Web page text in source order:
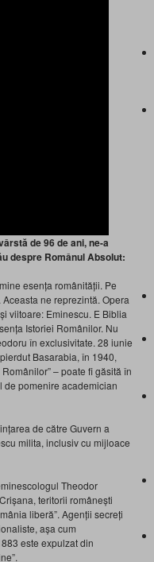
de 96 de ani, ne-a
despre Românul Absolut:
esența românității. Pe
ne reprezintă. Opera
viitoare: Eminescu. E Biblia
Istoriei Românilor. Nu
în exclusivitate. 28 iunie
Basarabia, în 1940,
– poate fi găsită în
de pomenire academician
de către Guvern a
milita, inclusiv cu mijloace
Theodor
teritorii românești
liberă”. Agenții secreți
așa cum
este expulzat din